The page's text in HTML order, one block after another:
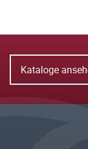
Kataloge